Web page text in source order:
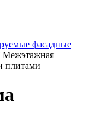
фасадные
Межэтажная
плитами